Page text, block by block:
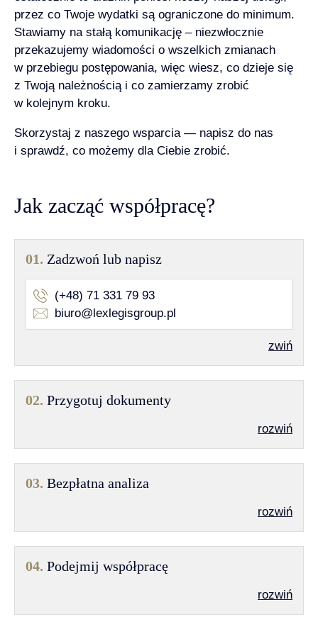
przez co Twoje wydatki są ograniczone do minimum.
Stawiamy na stałą komunikację – niezwłocznie
przekazujemy wiadomości o wszelkich zmianach
w przebiegu postępowania, więc wiesz, co dzieje się
z Twoją należnością i co zamierzamy zrobić
w kolejnym kroku.
Skorzystaj z naszego wsparcia — napisz do nas
i sprawdź, co możemy dla Ciebie zrobić.
Jak zacząć współpracę?
01. Zadzwoń lub napisz
(+48) 71 331 79 93
biuro@lexlegisgroup.pl
zwiń
02. Przygotuj dokumenty
rozwiń
03. Bezpłatna analiza
rozwiń
04. Podejmij współpracę
rozwiń